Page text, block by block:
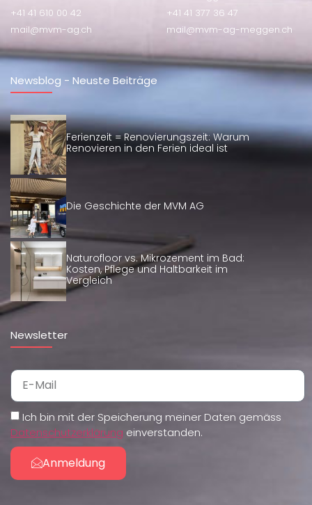
+41 41 610 00 42
mail@mvm-ag.ch
+41 41 377 36 47
mail@mvm-ag-meggen.ch
Newsblog - Neuste Beiträge
Ferienzeit = Renovierungszeit: Warum
Renovieren in den Ferien ideal ist
Die Geschichte der MVM AG
Naturofloor vs. Mikrozement im Bad:
Kosten, Pflege und Haltbarkeit im
Vergleich
Newsletter
Ich bin mit der Speicherung meiner Daten gemäss
Datenschutzerklärung einverstanden.
Anmeldung